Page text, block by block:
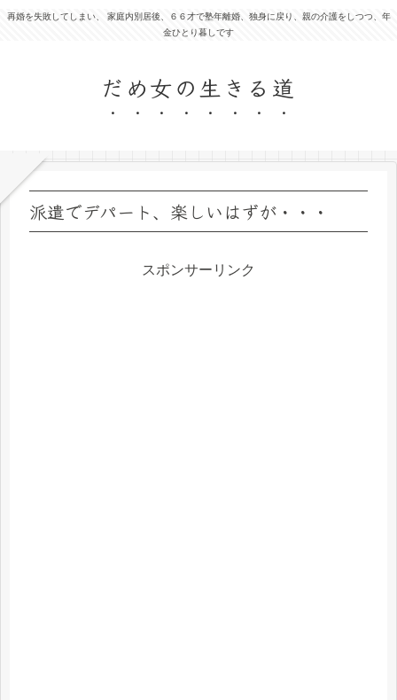
再婚を失敗してしまい、 家庭内別居後、６６才で塾年離婚、独身に戻り、親の介護をしつつ、年
金ひとり暮しです
だめ女の生きる道
派遣でデパート、楽しいはずが・・・
スポンサーリンク